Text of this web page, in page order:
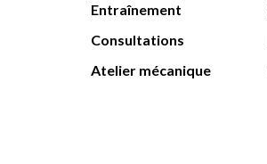
Entraînement
Consultations
Atelier mécanique